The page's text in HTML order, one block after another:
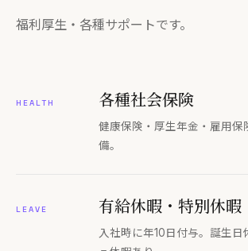
福利厚生・各種サポートです。
HEALTH 各種社会保険
健康保険・厚生年金・雇用保
備。
LEAVE 有給休暇・特別休暇
入社時に年10日付与。誕生日